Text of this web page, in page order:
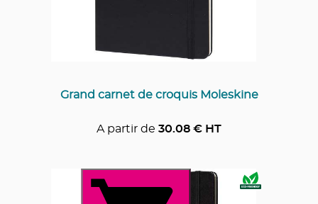
Grand carnet de croquis Moleskine
A partir de 30.08 € HT